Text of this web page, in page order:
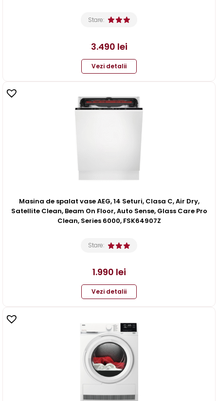
Stare:
3.490 lei
Vezi detalii
Masina de spalat vase AEG, 14 Seturi, Clasa C, Air Dry,
Satellite Clean, Beam On Floor, Auto Sense, Glass Care Pro
Clean, Series 6000, FSK64907Z
Stare:
1.990 lei
Vezi detalii